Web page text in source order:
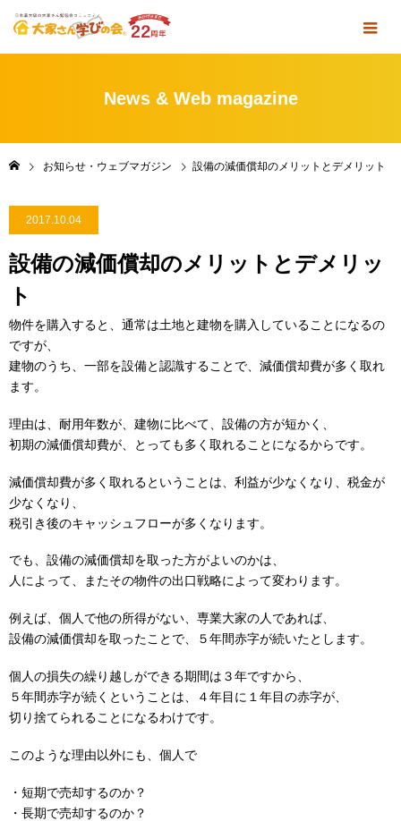
News & Web magazine
お知らせ・ウェブマガジン 設備の減価償却のメリットとデメリット
2017.10.04
設備の減価償却のメリットとデメリッ
ト
物件を購入すると、通常は土地と建物を購入していることになるの
ですが、
建物のうち、一部を設備と認識することで、減価償却費が多く取れ
ます。
理由は、耐用年数が、建物に比べて、設備の方が短かく、
初期の減価償却費が、とっても多く取れることになるからです。
減価償却費が多く取れるということは、利益が少なくなり、税金が
少なくなり、
税引き後のキャッシュフローが多くなります。
でも、設備の減価償却を取った方がよいのかは、
人によって、またその物件の出口戦略によって変わります。
例えば、個人で他の所得がない、専業大家の人であれば、
設備の減価償却を取ったことで、５年間赤字が続いたとします。
個人の損失の繰り越しができる期間は３年ですから、
５年間赤字が続くということは、４年目に１年目の赤字が、
切り捨てられることになるわけです。
このような理由以外にも、個人で
・短期で売却するのか？
・長期で売却するのか？